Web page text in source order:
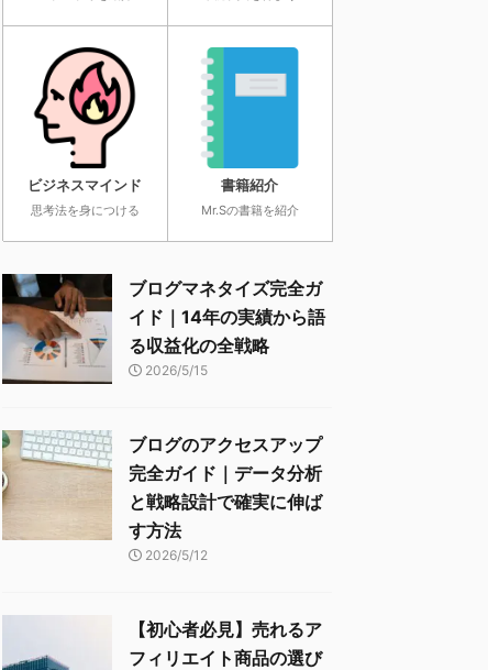
ビジネスマインド
思考法を身につける
書籍紹介
Mr.Sの書籍を紹介
ブログマネタイズ完全ガ
イド｜14年の実績から語
る収益化の全戦略
2026/5/15
ブログのアクセスアップ
完全ガイド｜データ分析
と戦略設計で確実に伸ば
す方法
2026/5/12
【初心者必見】売れるア
フィリエイト商品の選び